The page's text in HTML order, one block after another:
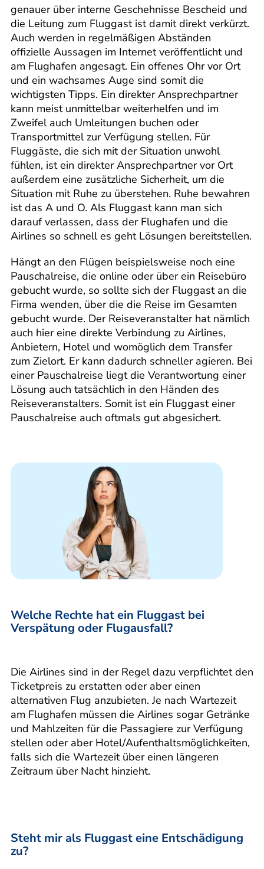
genauer über interne Geschehnisse Bescheid und
die Leitung zum Fluggast ist damit direkt verkürzt.
Auch werden in regelmäßigen Abständen
offizielle Aussagen im Internet veröffentlicht und
am Flughafen angesagt. Ein offenes Ohr vor Ort
und ein wachsames Auge sind somit die
wichtigsten Tipps. Ein direkter Ansprechpartner
kann meist unmittelbar weiterhelfen und im
Zweifel auch Umleitungen buchen oder
Transportmittel zur Verfügung stellen. Für
Fluggäste, die sich mit der Situation unwohl
fühlen, ist ein direkter Ansprechpartner vor Ort
außerdem eine zusätzliche Sicherheit, um die
Situation mit Ruhe zu überstehen. Ruhe bewahren
ist das A und O. Als Fluggast kann man sich
darauf verlassen, dass der Flughafen und die
Airlines so schnell es geht Lösungen bereitstellen.
Hängt an den Flügen beispielsweise noch eine
Pauschalreise, die online oder über ein Reisebüro
gebucht wurde, so sollte sich der Fluggast an die
Firma wenden, über die die Reise im Gesamten
gebucht wurde. Der Reiseveranstalter hat nämlich
auch hier eine direkte Verbindung zu Airlines,
Anbietern, Hotel und womöglich dem Transfer
zum Zielort. Er kann dadurch schneller agieren. Bei
einer Pauschalreise liegt die Verantwortung einer
Lösung auch tatsächlich in den Händen des
Reiseveranstalters. Somit ist ein Fluggast einer
Pauschalreise auch oftmals gut abgesichert.
Welche Rechte hat ein Fluggast bei
Verspätung oder Flugausfall?
Die Airlines sind in der Regel dazu verpflichtet den
Ticketpreis zu erstatten oder aber einen
alternativen Flug anzubieten. Je nach Wartezeit
am Flughafen müssen die Airlines sogar Getränke
und Mahlzeiten für die Passagiere zur Verfügung
stellen oder aber Hotel/Aufenthaltsmöglichkeiten,
falls sich die Wartezeit über einen längeren
Zeitraum über Nacht hinzieht.
Steht mir als Fluggast eine Entschädigung
zu?